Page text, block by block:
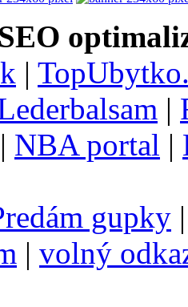
|
|
| NBA portal |
gupky
| volný